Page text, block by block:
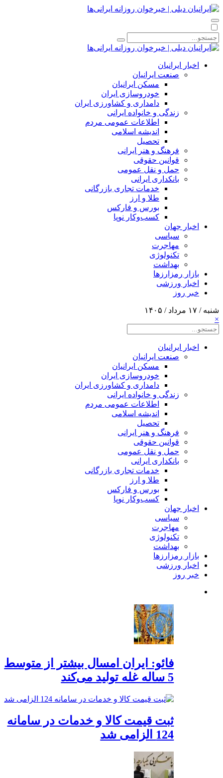
اخبار ایرانیان
صنعت ایرانیان
مسکن ایرانیان
خودروسازی ایران
دامداری و کشاورزی ایران
زندگی و خانواده ایرانی
اطلاعات عمومی مردم
اندیشه اسلامی
تحصیل
فرهنگ و هنر ایرانی
قوانین حقوقی
حمل و نقل عمومی
بانکداری ایرانی
خدمات تجاری بازرگانی
طلا و ارز
بورس و فارکس
کسب‌وکار نوپا
اخبار جهان
سیاسی
مهاجرت
تکنولوژی
بهداشت
بازار رمزارزها
اخبار ورزشی
خبر روز
شنبه / ۱۷ مرداد / ۱۴۰۵
×
اخبار ایرانیان
صنعت ایرانیان
مسکن ایرانیان
خودروسازی ایران
دامداری و کشاورزی ایران
زندگی و خانواده ایرانی
اطلاعات عمومی مردم
اندیشه اسلامی
تحصیل
فرهنگ و هنر ایرانی
قوانین حقوقی
حمل و نقل عمومی
بانکداری ایرانی
خدمات تجاری بازرگانی
طلا و ارز
بورس و فارکس
کسب‌وکار نوپا
اخبار جهان
سیاسی
مهاجرت
تکنولوژی
بهداشت
بازار رمزارزها
اخبار ورزشی
خبر روز
فائو: ایران امسال بیشتر از متوسط
5 ساله غله تولید می‌کند
ثبت قیمت کالا و خدمات در سامانه
124 الزامی شد